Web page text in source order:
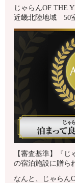
じゃらんOF THE
近畿北陸地域 50
【審査基準】『
の宿泊施設に贈ら
なんと、じゃらん